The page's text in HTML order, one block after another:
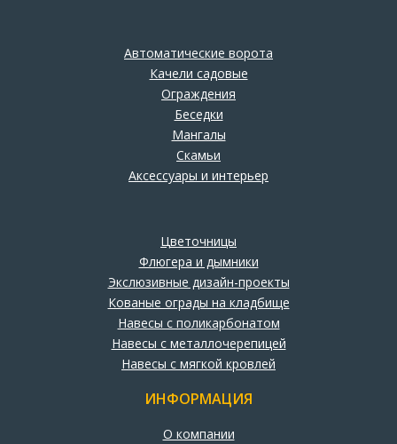
Автоматические ворота
Качели садовые
Ограждения
Беседки
Мангалы
Скамьи
Аксессуары и интерьер
Цветочницы
Флюгера и дымники
Экслюзивные дизайн-проекты
Кованые ограды на кладбище
Навесы с поликарбонатом
Навесы с металлочерепицей
Навесы с мягкой кровлей
ИНФОРМАЦИЯ
О компании